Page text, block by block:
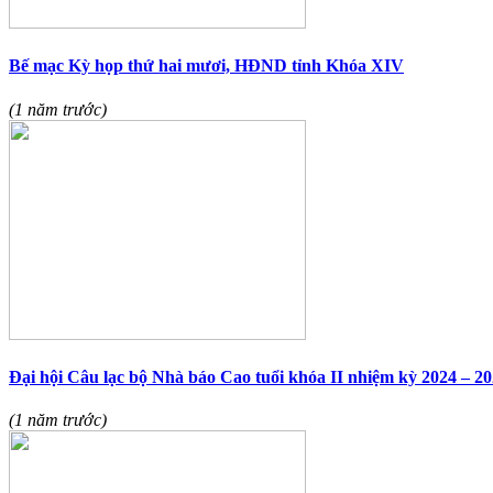
Bế mạc Kỳ họp thứ hai mươi, HĐND tỉnh Khóa XIV
(1 năm trước)
Đại hội Câu lạc bộ Nhà báo Cao tuổi khóa II nhiệm kỳ 2024 –
(1 năm trước)